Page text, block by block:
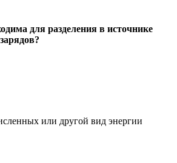
для разделения в источнике
или другой вид энергии